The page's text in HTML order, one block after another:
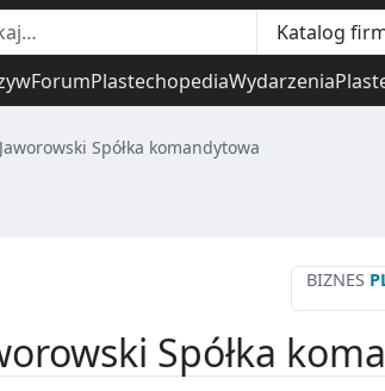
ForumPlastechopediaWydarzenia
Spółka komandytowa
BIZNES
Spółka